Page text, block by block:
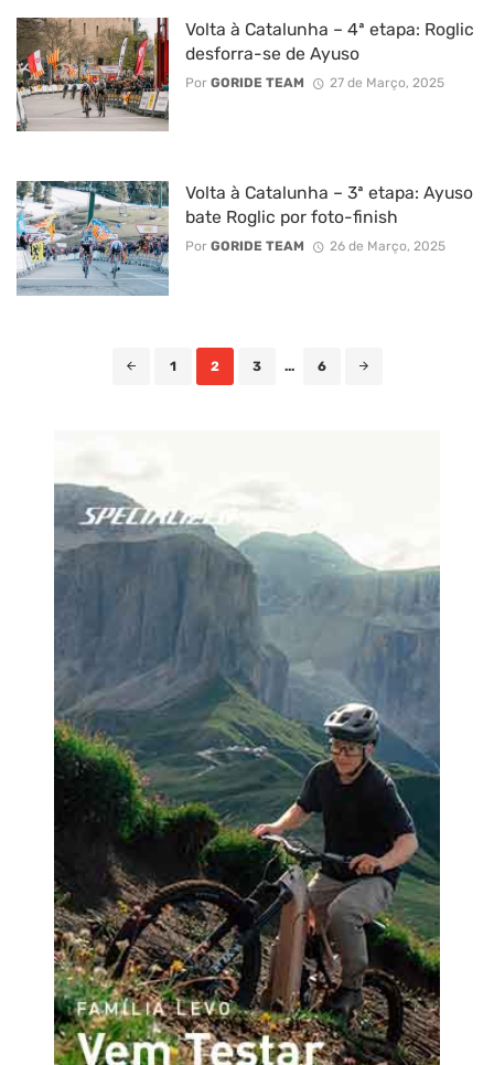
Volta à Catalunha – 4ª etapa: Roglic
desforra-se de Ayuso
Por GORIDE TEAM 27 de Março, 2025
Volta à Catalunha – 3ª etapa: Ayuso
bate Roglic por foto-finish
Por GORIDE TEAM 26 de Março, 2025
1 2 3 ... 6